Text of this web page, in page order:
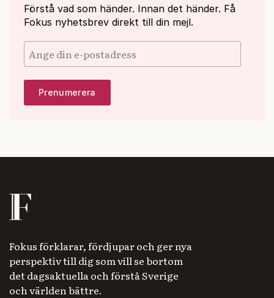
Förstå vad som händer. Innan det händer. Få
Fokus nyhetsbrev direkt till din mejl.
Fokus förklarar, fördjupar och ger nya
perspektiv till dig som vill se bortom
det dagsaktuella och förstå Sverige
och världen bättre.